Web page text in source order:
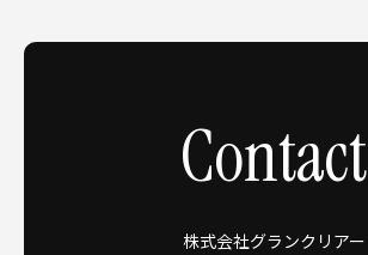
Contact
株式会社グランクリアー